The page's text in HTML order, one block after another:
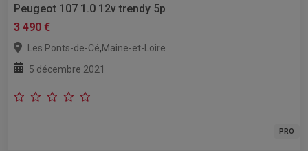
Peugeot 107 1.0 12v trendy 5p
3 490 €
Les Ponts-de-Cé,Maine-et-Loire
5 décembre 2021
PRO